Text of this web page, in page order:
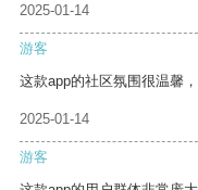
2025-01-14
游客
这款app的社区氛围很温馨
2025-01-14
游客